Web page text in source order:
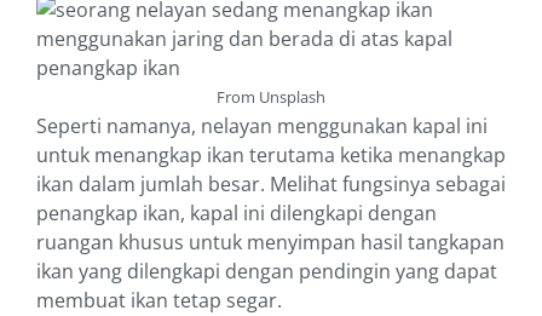
From Unsplash
Seperti namanya, nelayan menggunakan kapal ini
untuk menangkap ikan terutama ketika menangkap
ikan dalam jumlah besar. Melihat fungsinya sebagai
penangkap ikan, kapal ini dilengkapi dengan
ruangan khusus untuk menyimpan hasil tangkapan
ikan yang dilengkapi dengan pendingin yang dapat
membuat ikan tetap segar.